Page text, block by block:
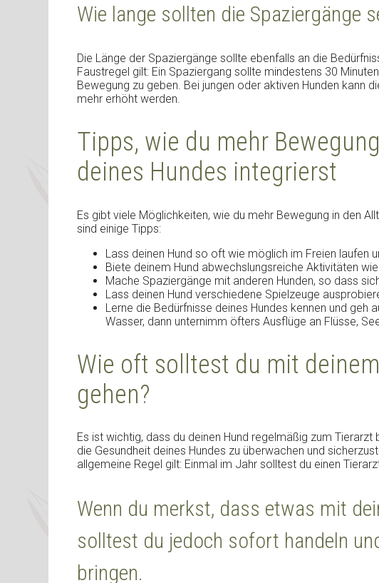
Wie lange sollten die Spaziergänge
Die Länge der Spaziergänge sollte ebenfalls an die
Faustregel gilt: Ein Spaziergang sollte mindestens 30
Bewegung zu geben. Bei jungen oder aktiven Hunden kann
mehr erhöht werden.
Tipps, wie du mehr
deines Hundes integrierst
Es gibt viele Möglichkeiten, wie du mehr Bewegung in den
sind einige Tipps:
Lass deinen Hund so oft wie möglich im Freien laufen
Biete deinem Hund abwechslungsreiche Aktivitäten
Mache Spaziergänge mit anderen Hunden, so dass
Lass deinen Hund verschiedene Spielzeuge
Lerne die Bedürfnisse deines Hundes kennen und geh
Wasser, dann unternimm öfters Ausflüge an Flüsse,
Wie oft solltest du mit
gehen?
Es ist wichtig, dass du deinen Hund regelmäßig zum Tierarzt
die Gesundheit deines Hundes zu überwachen und
allgemeine Regel gilt: Einmal im Jahr solltest du einen
Wenn du merkst, dass etwas mit
solltest du jedoch sofort handeln
bringen.